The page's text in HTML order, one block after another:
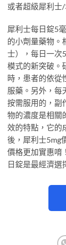
或者超級犀利士
犀利士每日錠5
的小劑量藥物。
士），每日一次
模式的新突破。
時，患者的依從
服藥。另外，每
按需服用的，副
物的濃度是相關
效的特點，它的
後，犀利士5mg
價格更加實惠唷
日錠是最經濟選